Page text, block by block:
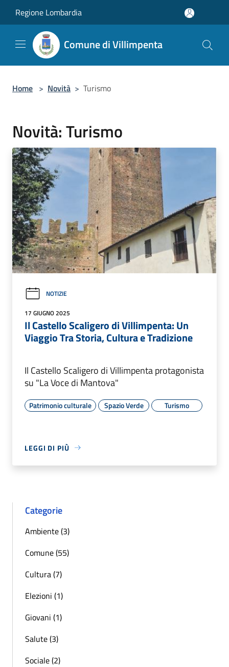
Regione Lombardia
Comune di Villimpenta
Home > Novità > Turismo
Novità: Turismo
NOTIZIE
17 GIUGNO 2025
Il Castello Scaligero di Villimpenta: Un
Viaggio Tra Storia, Cultura e Tradizione
Il Castello Scaligero di Villimpenta protagonista
su "La Voce di Mantova"
Patrimonio culturale Spazio Verde Turismo
LEGGI DI PIÙ
Categorie
Ambiente (3)
Comune (55)
Cultura (7)
Elezioni (1)
Giovani (1)
Salute (3)
Sociale (2)